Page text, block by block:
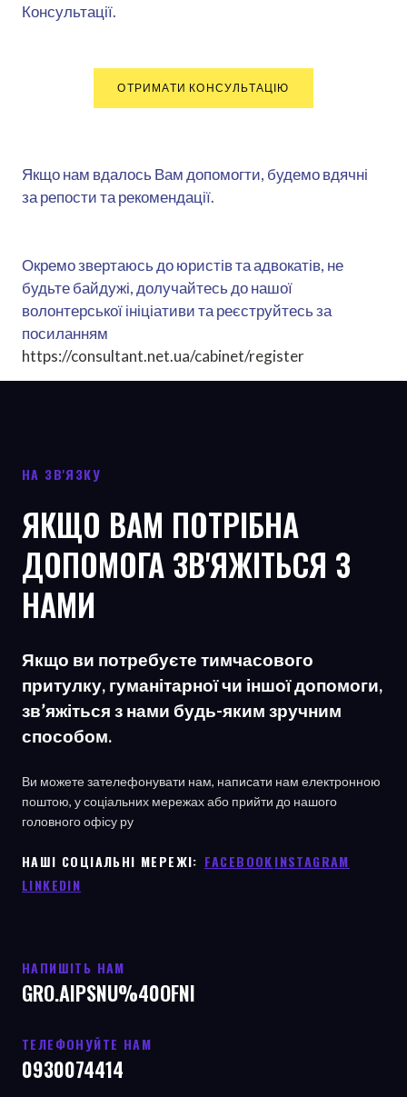
Консультації.
ОТРИМАТИ КОНСУЛЬТАЦІЮ
Якщо нам вдалось Вам допомогти, будемо вдячні
за репости та рекомендації.
Окремо звертаюсь до юристів та адвокатів, не
будьте байдужі, долучайтесь до нашої
волонтерської ініціативи та реєструйтесь за
посиланням
https://consultant.net.ua/cabinet/register
НА ЗВ'ЯЗКУ
ЯКЩО ВАМ ПОТРІБНА
ДОПОМОГА ЗВ'ЯЖІТЬСЯ З
НАМИ
Якщо ви потребуєте тимчасового
притулку, гуманітарної чи іншої допомоги,
зв’яжіться з нами будь-яким зручним
способом.
Ви можете зателефонувати нам, написати нам електронною
поштою, у соціальних мережах або прийти до нашого
головного офісу ру
НАШІ СОЦІАЛЬНІ МЕРЕЖІ: ㅤ FACEBOOKINSTAGRAM
LINKEDIN
НАПИШІТЬ НАМ
GRO.AIPSNU%40OFNI
ТЕЛЕФОНУЙТЕ НАМ
0930074414